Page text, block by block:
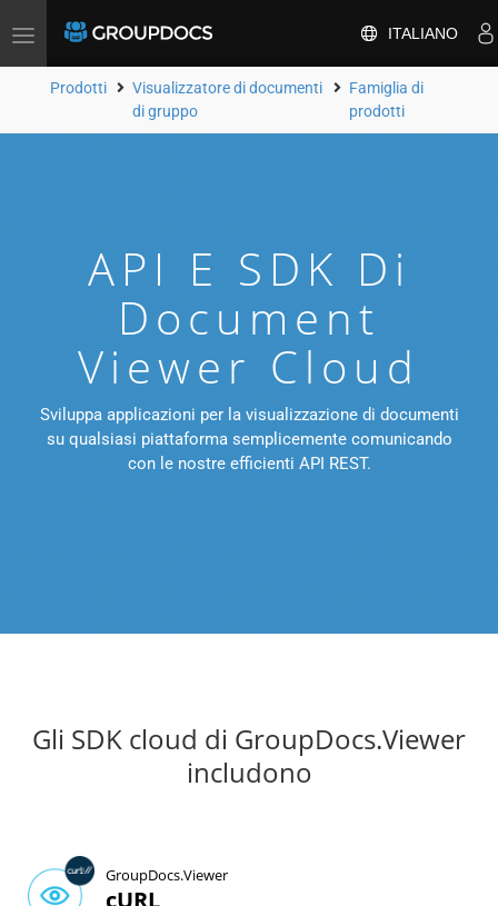
Attiva/disattiva
navigazione
ITALIANO
Prodotti
Visualizzatore di documenti
di gruppo
Famiglia di
prodotti
API E SDK Di
Document
Viewer Cloud
Sviluppa applicazioni per la visualizzazione di documenti
su qualsiasi piattaforma semplicemente comunicando
con le nostre efficienti API REST.
Gli SDK cloud di GroupDocs.Viewer
includono
GroupDocs.Viewer